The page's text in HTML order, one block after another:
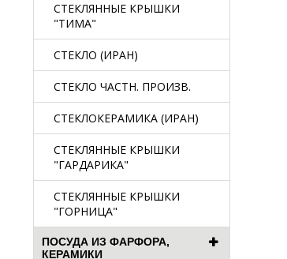
СТЕКЛЯННЫЕ КРЫШКИ
"ТИМА"
СТЕКЛО (ИРАН)
СТЕКЛО ЧАСТН. ПРОИЗВ.
СТЕКЛОКЕРАМИКА (ИРАН)
СТЕКЛЯННЫЕ КРЫШКИ
"ГАРДАРИКА"
СТЕКЛЯННЫЕ КРЫШКИ
"ГОРНИЦА"
ПОСУДА ИЗ ФАРФОРА,
КЕРАМИКИ